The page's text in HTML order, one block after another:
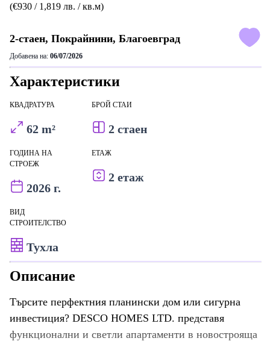
(€930 / 1,819 лв. / кв.м)
2-стаен, Покрайнини, Благоевград
Добавена на: 06/07/2026
Характеристики
КВАДРАТУРА
62 m²
БРОЙ СТАИ
2 стаен
ГОДИНА НА
СТРОЕЖ
2026 г.
ЕТАЖ
2 етаж
ВИД
СТРОИТЕЛСТВО
Тухла
Описание
Търсите перфектния планински дом или сигурна
инвестиция? DESCO HOMES LTD. представя
функционални и светли апартаменти в новострояща